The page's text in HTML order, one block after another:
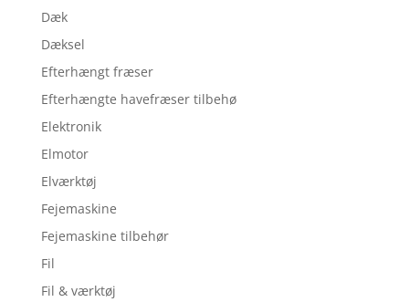
Dæk
Dæksel
Efterhængt fræser
Efterhængte havefræser tilbehø
Elektronik
Elmotor
Elværktøj
Fejemaskine
Fejemaskine tilbehør
Fil
Fil & værktøj